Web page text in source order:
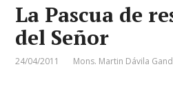
La Pascua de
del Señor
24/04/2011 Mons. Martin Dávila